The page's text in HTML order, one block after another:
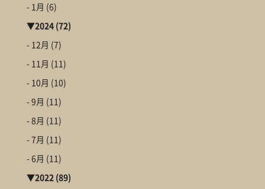
- 1月 (6)
▼2024(72)
- 12月 (7)
- 11月 (11)
- 10月 (10)
- 9月 (11)
- 8月 (11)
- 7月 (11)
- 6月 (11)
▼2022 (89)